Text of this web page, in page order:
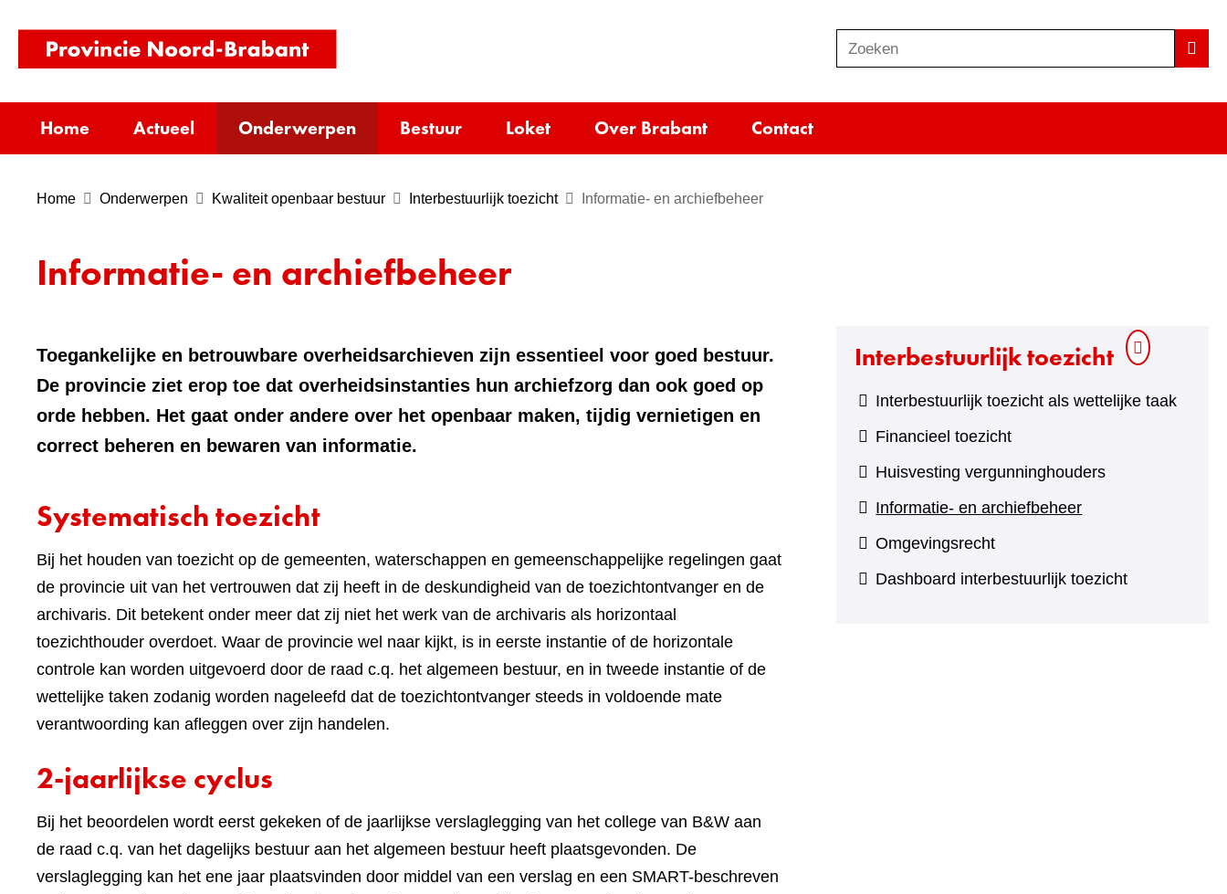
inhoud
homepage)
o
e
e
Zoeken
Home Actueel Onderwerpen Bestuur Loket Over Brabant Contact
Home Onderwerpen Kwaliteit openbaar bestuur Interbestuurlijk toezicht Informatie- en archiefbeheer
Informatie- en archiefbeheer
Toegankelijke en betrouwbare overheidsarchieven zijn essentieel voor goed bestuur.
De provincie ziet erop toe dat overheidsinstanties hun archiefzorg dan ook goed op
orde hebben. Het gaat onder andere over het openbaar maken, tijdig vernietigen en
correct beheren en bewaren van informatie.
Systematisch toezicht
Bij het houden van toezicht op de gemeenten, waterschappen en gemeenschappelijke regelingen gaat
de provincie uit van het vertrouwen dat zij heeft in de deskundigheid van de toezichtontvanger en de
archivaris. Dit betekent onder meer dat zij niet het werk van de archivaris als horizontaal
toezichthouder overdoet. Waar de provincie wel naar kijkt, is in eerste instantie of de horizontale
controle kan worden uitgevoerd door de raad c.q. het algemeen bestuur, en in tweede instantie of de
wettelijke taken zodanig worden nageleefd dat de toezichtontvanger steeds in voldoende mate
verantwoording kan afleggen over zijn handelen.
2-jaarlijkse cyclus
Bij het beoordelen wordt eerst gekeken of de jaarlijkse verslaglegging van het college van B&W aan
de raad c.q. van het dagelijks bestuur aan het algemeen bestuur heeft plaatsgevonden. De
verslaglegging kan het ene jaar plaatsvinden door middel van een verslag en een SMART-beschreven
Interbestuurlijk toezicht
Interbestuurlijk toezicht als wettelijke taak
Financieel toezicht
Huisvesting vergunninghouders
Informatie- en archiefbeheer
Omgevingsrecht
Dashboard interbestuurlijk toezicht